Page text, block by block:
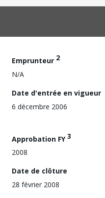
Emprunteur 2
N/A
Date d'entrée en vigueur
6 décembre 2006
Approbation FY3
2008
Date de clôture
28 février 2008